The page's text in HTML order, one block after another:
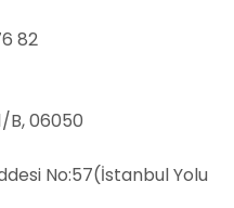
82
B, 06050
No:57(İstanbul Yolu